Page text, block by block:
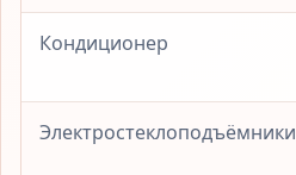
Кондиционер
Электростеклоподъёмники